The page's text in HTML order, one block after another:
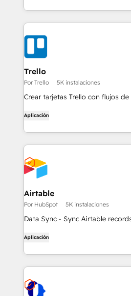
Trello
Por Trello 5K instalaciones
Crear tarjetas Trello con flujos
Aplicación
Airtable
Por HubSpot 5K instalaciones
Data Sync - Sync Airtable
Aplicación